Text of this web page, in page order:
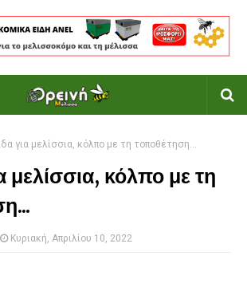
για μελίσσια, κόλπο με τη τοποθέτηση...
μελίσσια, κόλπο με τη
Κυριακή, Απριλίου 10, 2022